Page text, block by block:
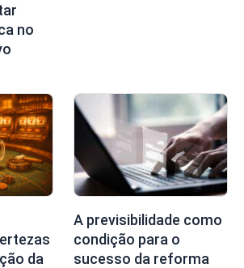
no
da
A previsibilidade como
condição para o
sucesso da reforma